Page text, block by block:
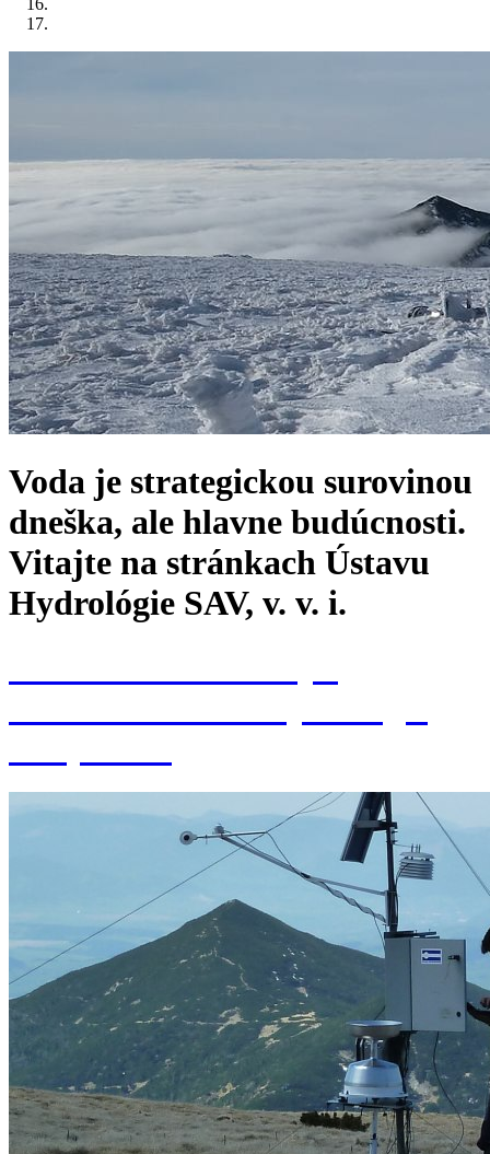
Voda je strategickou surovinou
dneška, ale hlavne budúcnosti.
Vitajte na stránkach Ústavu
Hydrológie SAV, v. v. i.